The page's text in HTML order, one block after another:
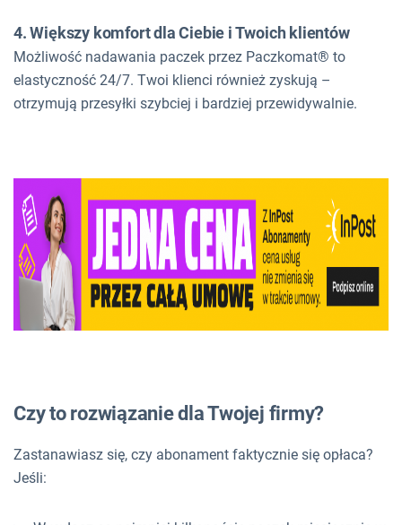
4. Większy komfort dla Ciebie i Twoich klientów
Możliwość nadawania paczek przez Paczkomat® to
elastyczność 24/7. Twoi klienci również zyskują –
otrzymują przesyłki szybciej i bardziej przewidywalnie.
Czy to rozwiązanie dla Twojej firmy?
Zastanawiasz się, czy abonament faktycznie się opłaca?
Jeśli: